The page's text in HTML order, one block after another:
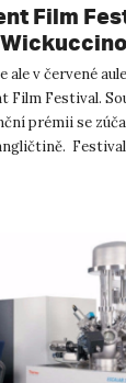
Film
ale v červené
Film Festival.
prémii se